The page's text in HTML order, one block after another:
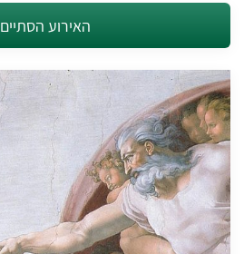
האירוע הסתיים